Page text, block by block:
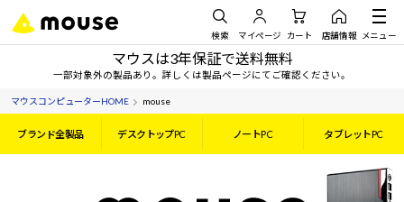
検索 マイページ カート 店舗情報 メニュー
マウスは3年保証で送料無料
一部対象外の製品あり。詳しくは製品ページにてご確認ください。
マウスコンピューターHOME mouse
ブランド全製品 デスクトップPC ノートPC タブレットPC